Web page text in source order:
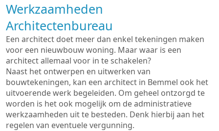
Werkzaamheden
Architectenbureau
Een architect doet meer dan enkel tekeningen maken
voor een nieuwbouw woning. Maar waar is een
architect allemaal voor in te schakelen?
Naast het ontwerpen en uitwerken van
bouwtekeningen, kan een architect in Bemmel ook het
uitvoerende werk begeleiden. Om geheel ontzorgd te
worden is het ook mogelijk om de administratieve
werkzaamheden uit te besteden. Denk hierbij aan het
regelen van eventuele vergunning.